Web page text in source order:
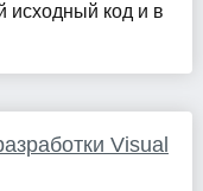
исходный код и в
Visual